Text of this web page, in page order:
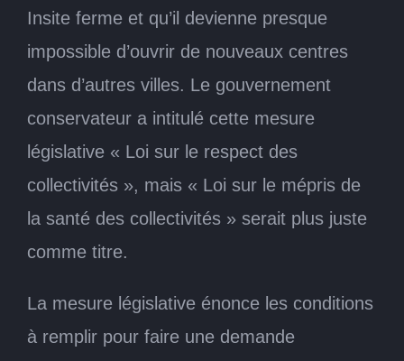
Insite ferme et qu’il devienne presque
impossible d’ouvrir de nouveaux centres
dans d’autres villes. Le gouvernement
conservateur a intitulé cette mesure
législative « Loi sur le respect des
collectivités », mais « Loi sur le mépris de
la santé des collectivités » serait plus juste
comme titre.
La mesure législative énonce les conditions
à remplir pour faire une demande